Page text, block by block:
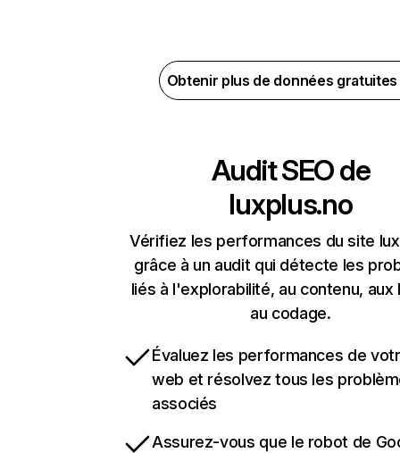
Obtenir plus de données
Audit SEO de
luxplus.no
Vérifiez les performances du site
grâce à un audit qui détecte les
liés à l'explorabilité, au contenu, aux
au codage.
Évaluez les performances de
web et résolvez tous les
associés
Assurez-vous que le robot de